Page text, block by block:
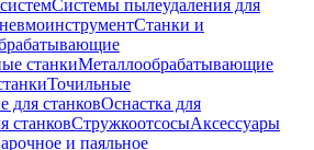
Системы пылеудаления для
Станки и
станкиМеталлообрабатывающие
Точильные
станковОснастка для
станковСтружкоотсосыАксессуары
и паяльное